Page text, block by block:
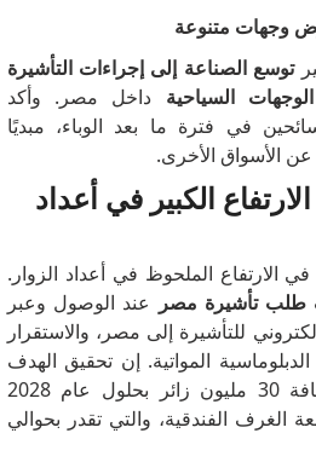
وجهات متنوعة
توسع الصناعة إلى إجراءات التأشيرة
السياحية داخل مصر. وأكد
في فترة ما بعد الوباء، مبديًا
الأسواق الأخرى.
الكبير في أعداد
الارتفاع الملحوظ في أعداد الزوار.
طلب تأشيرة مصر عند الوصول وعبر
للتأشيرة إلى مصر، والاستقرار
المواتية. إن تحقيق الهدف
الطموح المتمثل في استضافة 30 مليون زائر بحلول عام 2028
الفندقية، والتي تقدر بحوالي